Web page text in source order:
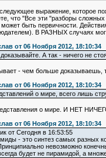
выражение, которое
что "Все эти "разборы
быть первичности.
В РАЗНЫХ случаях
от 06 Ноября 2012, 18:10:34
А так - ничего не
- чем больше
от 06 Ноября 2012, 18:10:34
о мире, всего лишь
о мире. И НЕТ
от 06 Ноября 2012, 18:10:34
от Сегодня в 16:53:55
- это синтез самых разных
невозможно
будет не пирамидой, а